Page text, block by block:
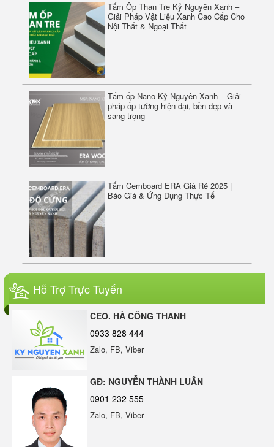
ERASIL SILICONE SEALANT A500 - KEO TRUNG
TÍNH
Sàn gỗ ngoài trời vân 2D màu vàng
Tấm ốp Nano Kỷ Nguyên Xanh – Giải
pháp ốp tường hiện đại, bền đẹp và
sang trọng
Tấm Cemboard ERA Giá Rẻ 2025 |
Báo Giá & Ứng Dụng Thực Tế
Gỗ nhựa phủ ASA ERAWOOD – Giải
pháp ốp lát ngoài trời bền đẹp, không
ERA WOOD W100-B07 – Gỗ Nhựa
Ngoài Trời Phủ ASA Cao Cấp | Sang
Trọng – Bền Bỉ – Chống Bay Màu
Pháp Lợp Mái Hiện Đại & Bền Bỉ
Hỗ Trợ Trực Tuyến
CEO. HÀ CÔNG THANH
0933 828 444
Zalo, FB, Viber
GĐ: NGUYỄN THÀNH LUÂN
0901 232 555
Zalo, FB, Viber